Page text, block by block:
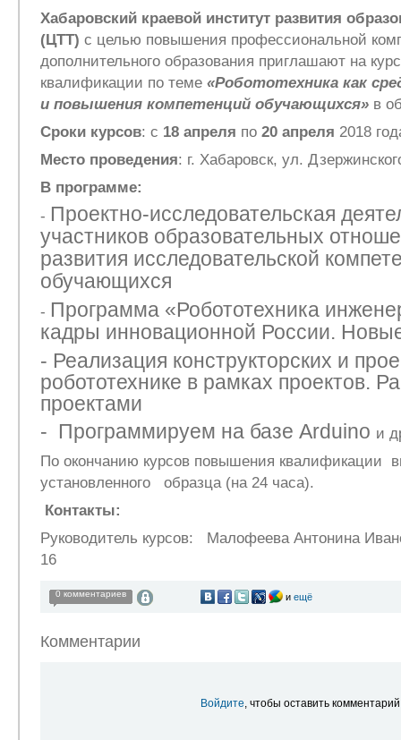
Хабаровский краевой институт развития
(ЦТТ) с целью повышения профессиональной
дополнительного образования приглашают на
квалификации по теме «Робототехника как
и повышения компетенций обучающихся» в
Сроки курсов: с 18 апреля по 20 апреля 2018
Место проведения: г. Хабаровск, ул.
В программе:
- Проектно-исследовательская
участников образовательных
развития исследовательской
обучающихся
- Программа «Робототехника
кадры инновационной России.
- Реализация конструкторских и
робототехнике в рамках проектов.
проектами
- Программируем на базе Arduino и
По окончанию курсов повышения квалификации
установленного образца (на 24 часа).
Контакты:
Руководитель курсов: Малофеева Антонина
16
0 комментариев и ещё
Комментарии
Войдите, чтобы оставить комментарий